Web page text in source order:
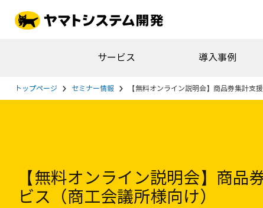
サービス 導入事例
トップページ セミナー情報 【無料オンライン説明会】商品券集計支
【無料オンライン説明会】商品
ビス（商工会議所様向け）